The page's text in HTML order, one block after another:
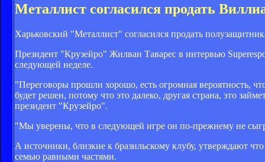
Металлист согласился продать
Харьковский "Металлист" согласился продать
Президент "Крузейро" Жилван Таварес в интервью
следующей неделе.
"Переговоры прошли хорошо, есть огромная вероятность,
будет решен, потому что это далеко, другая страна, это
президент "Крузейро".
"Мы уверены, что в следующей игре он по-прежнему не
А источники, близкие к бразильскому клубу, утверждают
семью равными частями.